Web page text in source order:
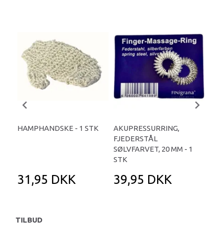
HAMPHANDSKE - 1 STK
31,95 DKK
AKUPRESSURRING,
FJEDERSTÅL
SØLVFARVET, 20 MM - 1
STK
39,95 DKK
TILBUD